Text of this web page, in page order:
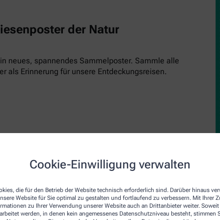
Cookie-Einwilligung verwalten
die für den Betrieb der Website technisch erforderlich sind. Darüber hinaus
Website für Sie optimal zu gestalten und fortlaufend zu verbessern. Mit Ihrer
zu Ihrer Verwendung unserer Website auch an Drittanbieter weiter. Soweit
werden, in denen kein angemessenes Datenschutzniveau besteht, stimmen
der Natur
neues, spannendes Sammelposter. Sammle alle
als Erinnerung für unsere Entdeckungsreisen.
Inspektor! Einfach kostenlos runterladen, ausdrucken und
und schau genau hin. Jede Ausgabe bringt einen neuen